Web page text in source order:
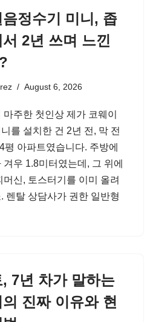
정수기 미니, 좁
2년 쓰며 느낀
August 6, 2026
주한 첫인상 제가 코웨이
를 설치한 건 2년 전, 막 전
평 아파트였습니다. 주방에
우 1.8미터였는데, 그 위에
머신, 토스터기를 이미 올려
렌탈 상담사가 권한 일반형
7년 차가 말하는
진짜 이유와 현